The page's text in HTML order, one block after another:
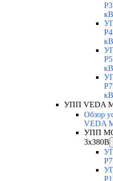
УПП VEDA
Обзор
VEDA
УПП
3х380В